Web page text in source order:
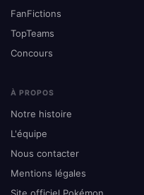
FanFictions
TopTeams
Concours
À PROPOS
Notre histoire
L'équipe
Nous contacter
Mentions légales
Site officiel Pokémon